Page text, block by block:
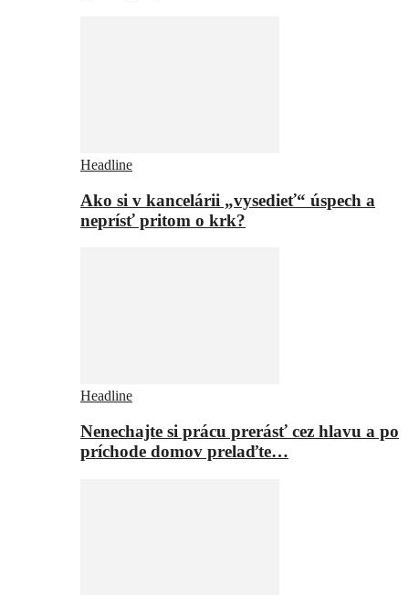
Headline
Ako si v kancelárii „vysedieť“ úspech a
neprísť pritom o krk?
Headline
Nenechajte si prácu prerásť cez hlavu a po
príchode domov prelaďte…